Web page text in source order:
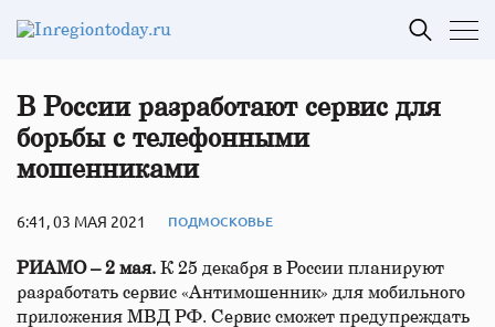
В России разработают сервис для
борьбы с телефонными
мошенниками
6:41, 03 МАЯ 2021 ПОДМОСКОВЬЕ
РИАМО – 2 мая. К 25 декабря в России планируют
разработать сервис «Антимошенник» для мобильного
приложения МВД РФ. Сервис сможет предупреждать